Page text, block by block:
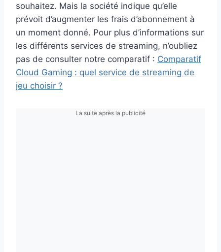
souhaitez. Mais la société indique qu’elle
prévoit d’augmenter les frais d’abonnement à
un moment donné. Pour plus d’informations sur
les différents services de streaming, n’oubliez
pas de consulter notre comparatif : Comparatif
Cloud Gaming : quel service de streaming de
jeu choisir ?
La suite après la publicité